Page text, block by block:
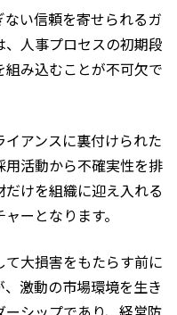
い信頼を寄せられるガ
人事プロセスの初期段
み込むことが不可欠で
アンスに裏付けられた
活動から不確実性を排
けを組織に迎え入れる
ーとなります。
大損害をもたらす前に
激動の市場環境を生き